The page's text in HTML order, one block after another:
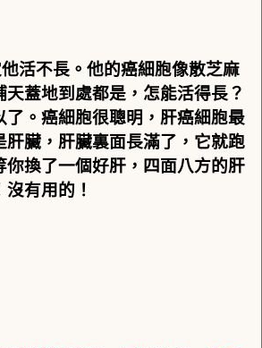
活不長。他的癌細胞像散芝麻
蓋地到處都是，怎能活得長？
了。癌細胞很聰明，肝癌細胞最
肝臟，肝臟裏面長滿了，它就跑
你換了一個好肝，四面八方的肝
有用的！